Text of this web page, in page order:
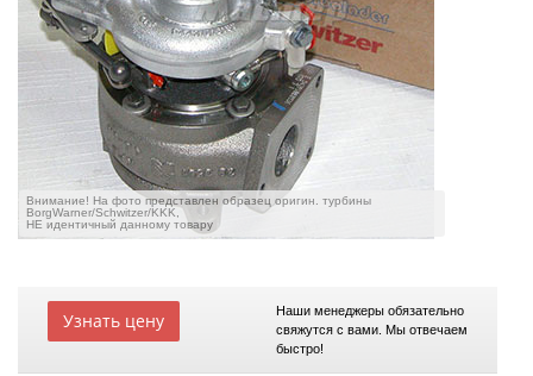
Внимание! На фото представлен образец оригин. турбины
BorgWarner/Schwitzer/KKK,
НЕ идентичный данному товару
Узнать цену
Наши менеджеры обязательно
свяжутся с вами. Мы отвечаем
быстро!